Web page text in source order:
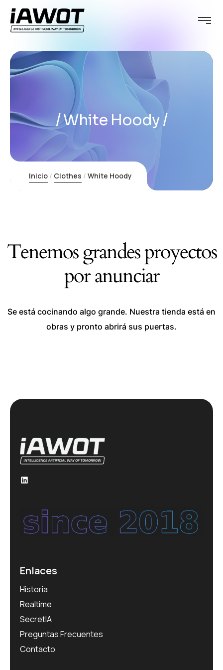
White Hoody
Inicio Clothes White Hoody
Tenemos grandes proyectos
por anunciar
Se está cocinando algo grande. Nuestra tienda está en
obras y pronto abrirá sus puertas.
LinkedIn
Enlaces
Historia
Realtime
SecretIA
Preguntas Frecuentes
Contacto